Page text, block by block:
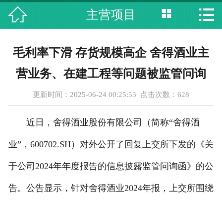
 首页
主营项目
最新动态
设备展示
资质荣誉
合作伙伴
人才招聘
 主营项目  
毛利率下滑 存货规模高企 舍得酒业主
营业务、在建工程等问题被监管问询
更新时间：2025-06-24 00:25:53 点击次数： 628
近日，舍得酒业股份有限公司（简称“舍得酒
业”，600702.SH）对外公开了回复上交所下发的《关
于公司2024年年度报告的信息披露监管问询函》的公
告。公告显示，针对舍得酒业2024年报，上交所围绕